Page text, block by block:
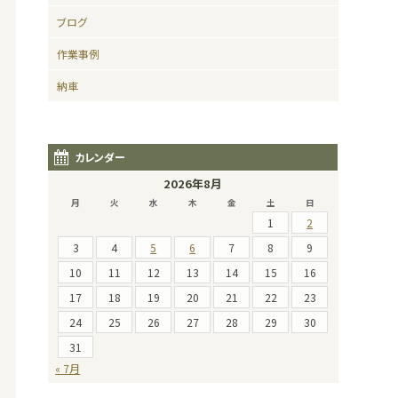
ブログ
作業事例
納車
カレンダー
2026年8月
月 火 水 木 金 土 日
1
2
3
4 5 6 7 8
9
10
11 12 13 14 15
16
17
18 19 20 21 22
23
24
25 26 27 28 29
30
31
« 7月